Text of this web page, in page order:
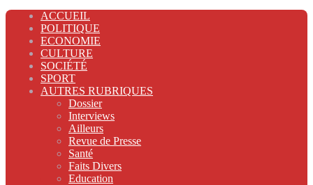
ACCUEIL
POLITIQUE
ECONOMIE
CULTURE
SOCIÉTÉ
SPORT
AUTRES RUBRIQUES
Dossier
Interviews
Ailleurs
Revue de Presse
Santé
Faits Divers
Education